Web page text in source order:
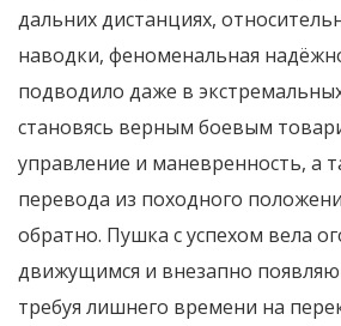
дальних дистанциях,
наводки, феноменальная
подводило даже в
становясь верным боевым
управление и маневренность, а
перевода из походного
обратно. Пушка с успехом вела
движущимся и внезапно
требуя лишнего времени на